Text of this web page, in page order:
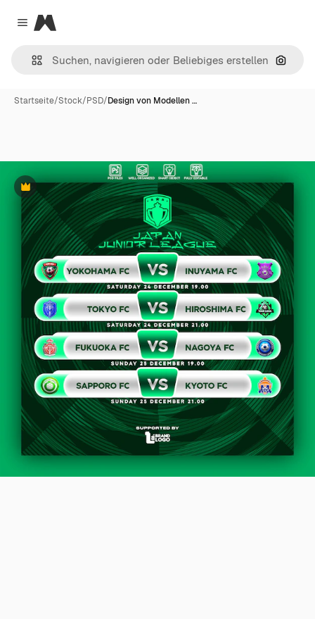
Close menu
Magnific
Nach
Startseite/Stock/PSD/Design von Modellen …
Premium